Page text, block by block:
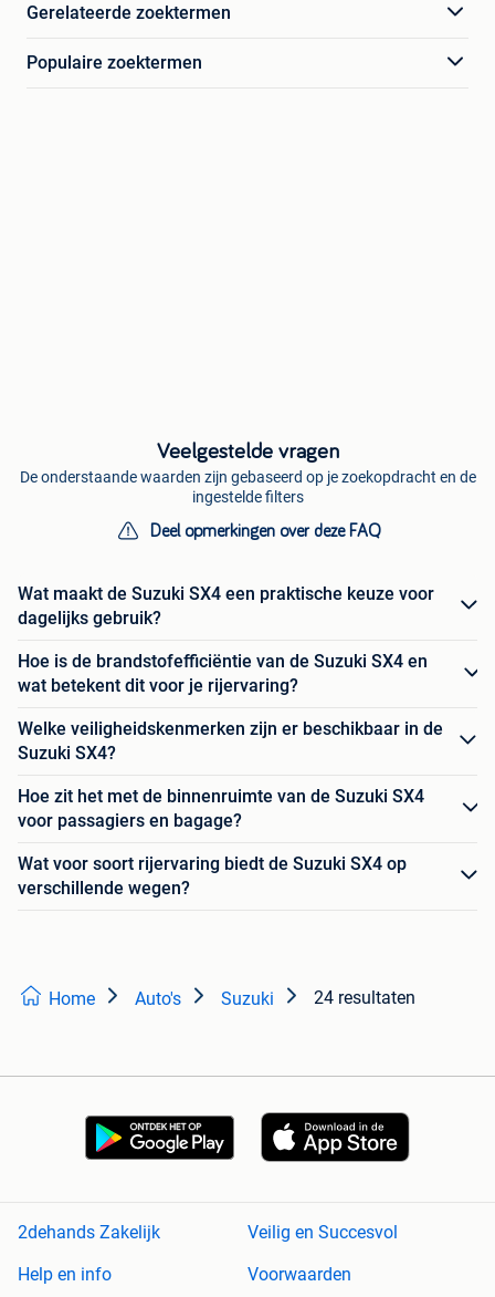
Gerelateerde zoektermen
Populaire zoektermen
Veelgestelde vragen
De onderstaande waarden zijn gebaseerd op je zoekopdracht en de
ingestelde filters
Deel opmerkingen over deze FAQ
Wat maakt de Suzuki SX4 een praktische keuze voor
dagelijks gebruik?
Hoe is de brandstofefficiëntie van de Suzuki SX4 en
wat betekent dit voor je rijervaring?
Welke veiligheidskenmerken zijn er beschikbaar in de
Suzuki SX4?
Hoe zit het met de binnenruimte van de Suzuki SX4
voor passagiers en bagage?
Wat voor soort rijervaring biedt de Suzuki SX4 op
verschillende wegen?
Home Auto's Suzuki 24 resultaten
2dehands Zakelijk
Veilig en Succesvol
Help en info
Voorwaarden